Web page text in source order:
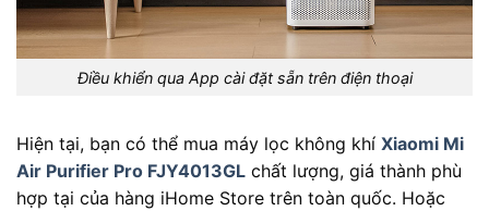
Điều khiển qua App cài đặt sẵn trên điện thoại
Hiện tại, bạn có thể mua máy lọc không khí Xiaomi Mi
Air Purifier Pro FJY4013GL chất lượng, giá thành phù
hợp tại của hàng iHome Store trên toàn quốc. Hoặc